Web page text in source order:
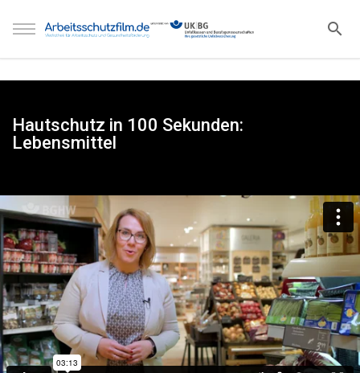
Hautschutz in 100 Sekunden:
Lebensmittel